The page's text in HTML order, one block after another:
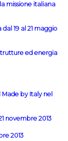
missione italiana
19 al 21 maggio
ed energia
by Italy nel
novembre 2013
2013